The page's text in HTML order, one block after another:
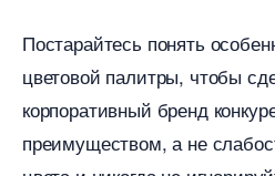
Постарайтесь понять
цветовой палитры, чтобы
корпоративный бренд
преимуществом, а не